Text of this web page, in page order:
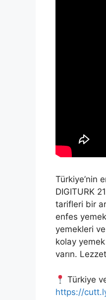
Türkiye’nin
DIGITURK
tarifleri bir
enfes
yemekleri
kolay
varın.
Türkiye
https://